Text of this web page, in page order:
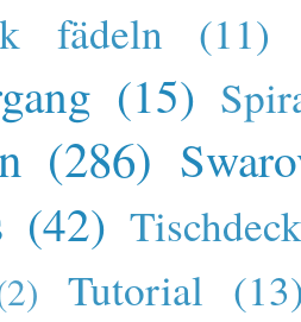
fädeln (11)
(15)
(286)
(42)
Tutorial